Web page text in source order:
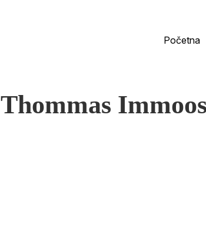
Početna
Thommas